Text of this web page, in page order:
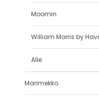
Moomin
William Morris by Havi
Alle
Marimekko